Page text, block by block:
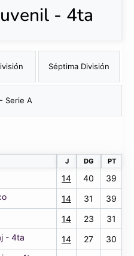
- 4ta
Séptima División
Serie A
J DG PT
14 40
39
14 31
39
14 23
31
- 4ta 14 27
30